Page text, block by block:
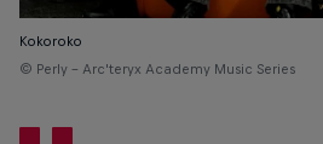
Kokoroko
© Perly - Arc'teryx Academy Music Series